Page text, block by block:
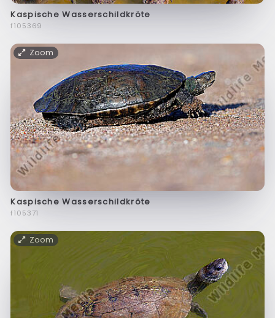
Kaspische Wasserschildkröte
f105369
Zoom
Kaspische Wasserschildkröte
f105371
Zoom